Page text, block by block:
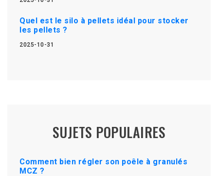
Quel est le silo à pellets idéal pour stocker
les pellets ?
2025-10-31
SUJETS POPULAIRES
Comment bien régler son poêle à granulés
MCZ ?